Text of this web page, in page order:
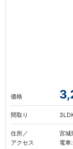
価格
間取り
住所／
アクセス
宮城
電車